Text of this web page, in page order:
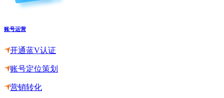
账号运营
开通蓝V认证
账号定位策划
营销转化